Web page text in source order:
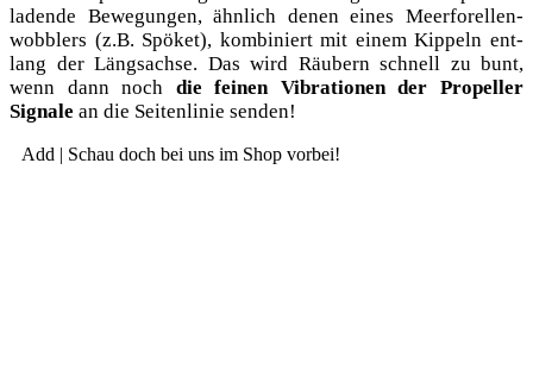
la­den­de Bewe­gun­gen, ähn­lich denen eines Meer­fo­rel­len­
wob­blers (z.B. Spö­ket), kom­bi­niert mit einem Kip­peln ent­
lang der Längs­ach­se. Das wird Räu­bern schnell zu bunt,
wenn dann noch die fei­nen Vibra­tio­nen der Pro­pel­ler
Signa­le an die Sei­ten­li­nie senden!
Add | Schau doch bei uns im Shop vorbei!